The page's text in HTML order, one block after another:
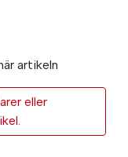
artikeln
eller